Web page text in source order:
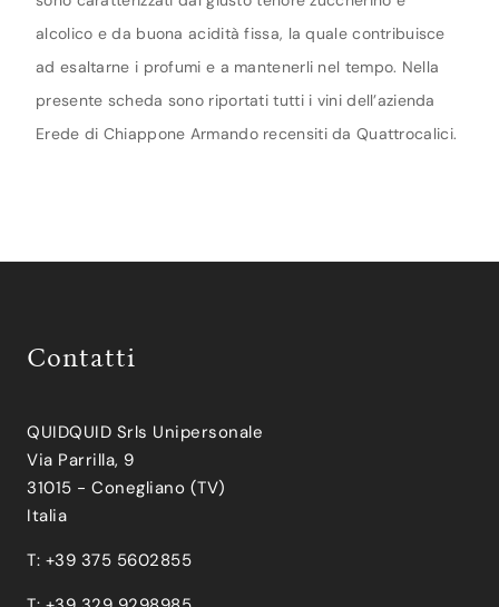
alcolico e da buona acidità fissa, la quale contribuisce
ad esaltarne i profumi e a mantenerli nel tempo. Nella
presente scheda sono riportati tutti i vini dell’azienda
Erede di Chiappone Armando recensiti da Quattrocalici.
Contatti
QUIDQUID Srls Unipersonale
Via Parrilla, 9
31015 - Conegliano (TV)
Italia
T: +39 375 5602855